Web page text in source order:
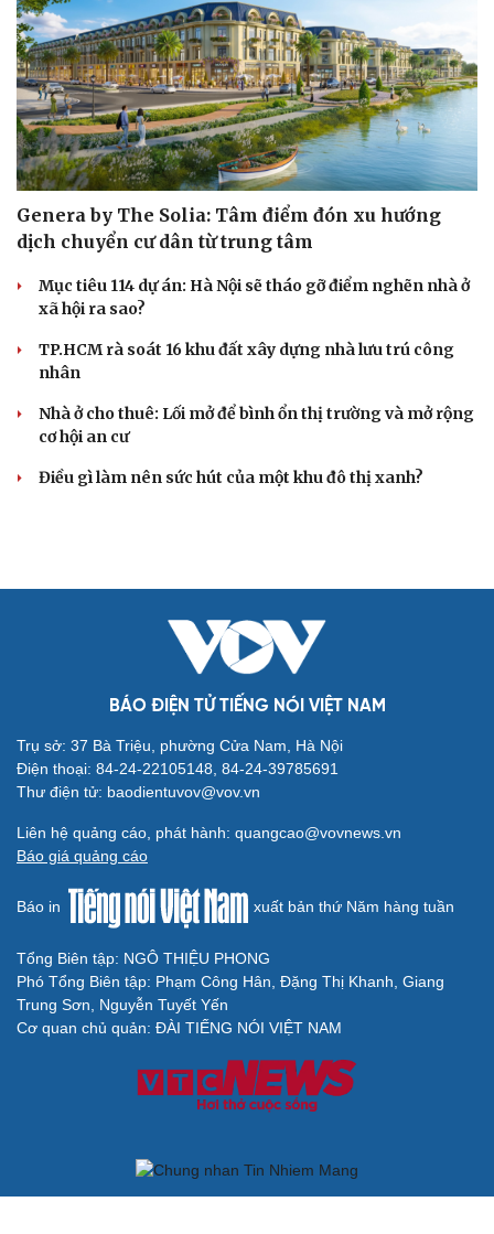
Cải chính
Genera by The Solia: Tâm điểm đón xu hướng
dịch chuyển cư dân từ trung tâm
Mục tiêu 114 dự án: Hà Nội sẽ tháo gỡ điểm nghẽn nhà ở
xã hội ra sao?
TP.HCM rà soát 16 khu đất xây dựng nhà lưu trú công
nhân
Nhà ở cho thuê: Lối mở để bình ổn thị trường và mở rộng
cơ hội an cư
Điều gì làm nên sức hút của một khu đô thị xanh?
BÁO ĐIỆN TỬ TIẾNG NÓI VIỆT NAM
Trụ sở: 37 Bà Triệu, phường Cửa Nam, Hà Nội
Điện thoại: 84-24-22105148, 84-24-39785691
Thư điện tử: baodientuvov@vov.vn
Liên hệ quảng cáo, phát hành: quangcao@vovnews.vn
Báo giá quảng cáo
Báo in xuất bản thứ Năm hàng tuần
Tổng Biên tập: NGÔ THIỆU PHONG
Phó Tổng Biên tập: Phạm Công Hân, Đặng Thị Khanh, Giang
Trung Sơn, Nguyễn Tuyết Yến
Cơ quan chủ quản: ĐÀI TIẾNG NÓI VIỆT NAM